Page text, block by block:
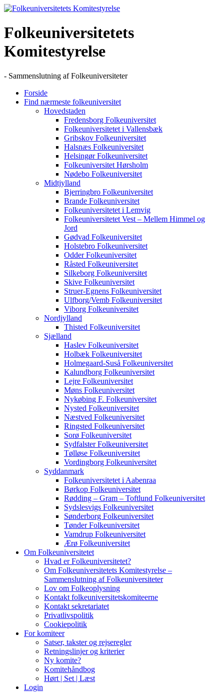
Skip
content
Folkeuniversitetets
Komitestyrelse
- Sammenslutning af Folkeuniversiteter
Forside
Find nærmeste folkeuniversitet
Hovedstaden
Fredensborg Folkeuniversitet
Folkeuniversitetet i Vallensbæk
Gribskov Folkeuniversitet
Halsnæs Folkeuniversitet
Helsingør Folkeuniversitet
Folkeuniversitet Hørsholm
Nødebo Folkeuniversitet
Midtjylland
Bjerringbro Folkeuniversitet
Brande Folkeuniversitet
Folkeuniversitetet i Lemvig
Folkeuniversitetet Vest – Mellem Himmel og
Jord
Gødvad Folkeuniversitet
Holstebro Folkeuniversitet
Odder Folkeuniversitet
Råsted Folkeuniversitet
Silkeborg Folkeuniversitet
Skive Folkeuniversitet
Struer-Egnens Folkeuniversitet
Ulfborg/Vemb Folkeuniversitet
Viborg Folkeuniversitet
Nordjylland
Thisted Folkeuniversitet
Sjælland
Haslev Folkeuniversitet
Holbæk Folkeuniversitet
Holmegaard-Suså Folkeuniversitet
Kalundborg Folkeuniversitet
Lejre Folkeuniversitet
Møns Folkeuniversitet
Nykøbing F. Folkeuniversitet
Nysted Folkeuniversitet
Næstved Folkeuniversitet
Ringsted Folkeuniversitet
Sorø Folkeuniversitet
Sydfalster Folkeuniversitet
Tølløse Folkeuniversitet
Vordingborg Folkeuniversitet
Syddanmark
Folkeuniversitetet i Aabenraa
Børkop Folkeuniversitet
Rødding – Gram – Toftlund Folkeuniversitet
Sydslesvigs Folkeuniversitet
Sønderborg Folkeuniversitet
Tønder Folkeuniversitet
Vamdrup Folkeuniversitet
Ærø Folkeuniversitet
Om Folkeuniversitetet
Hvad er Folkeuniversitetet?
Om Folkeuniversitetets Komitestyrelse –
Sammenslutning af Folkeuniversiteter
Lov om Folkeoplysning
Kontakt folkeuniversitetskomiteerne
Kontakt sekretariatet
Privatlivspolitik
Cookiepolitik
For komiteer
Satser, takster og rejseregler
Retningslinjer og kriterier
Ny komite?
Komitehåndbog
Hørt | Set | Læst
Login